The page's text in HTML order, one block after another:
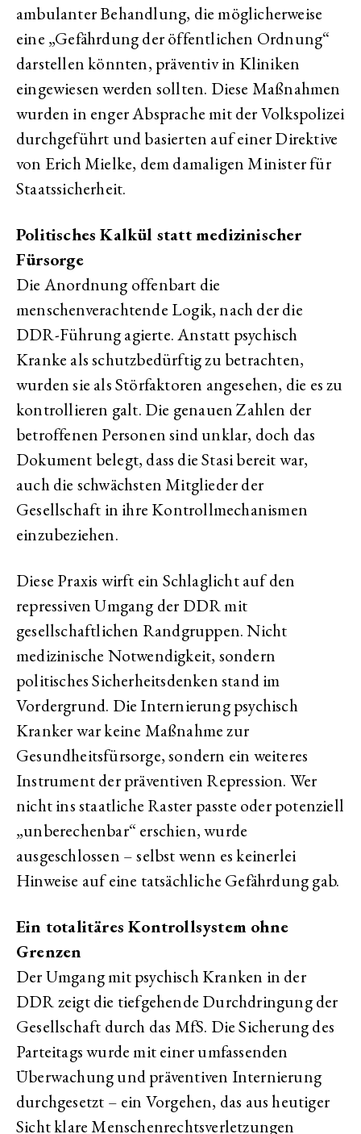
ambulanter Behandlung, die möglicherweise
eine „Gefährdung der öffentlichen Ordnung“
darstellen könnten, präventiv in Kliniken
eingewiesen werden sollten. Diese Maßnahmen
wurden in enger Absprache mit der Volkspolizei
durchgeführt und basierten auf einer Direktive
von Erich Mielke, dem damaligen Minister für
Staatssicherheit.
Politisches Kalkül statt medizinischer
Fürsorge
Die Anordnung offenbart die
menschenverachtende Logik, nach der die
DDR-Führung agierte. Anstatt psychisch
Kranke als schutzbedürftig zu betrachten,
wurden sie als Störfaktoren angesehen, die es zu
kontrollieren galt. Die genauen Zahlen der
betroffenen Personen sind unklar, doch das
Dokument belegt, dass die Stasi bereit war,
auch die schwächsten Mitglieder der
Gesellschaft in ihre Kontrollmechanismen
einzubeziehen.
Diese Praxis wirft ein Schlaglicht auf den
repressiven Umgang der DDR mit
gesellschaftlichen Randgruppen. Nicht
medizinische Notwendigkeit, sondern
politisches Sicherheitsdenken stand im
Vordergrund. Die Internierung psychisch
Kranker war keine Maßnahme zur
Gesundheitsfürsorge, sondern ein weiteres
Instrument der präventiven Repression. Wer
nicht ins staatliche Raster passte oder potenziell
„unberechenbar“ erschien, wurde
ausgeschlossen – selbst wenn es keinerlei
Hinweise auf eine tatsächliche Gefährdung gab.
Ein totalitäres Kontrollsystem ohne
Grenzen
Der Umgang mit psychisch Kranken in der
DDR zeigt die tiefgehende Durchdringung der
Gesellschaft durch das MfS. Die Sicherung des
Parteitags wurde mit einer umfassenden
Überwachung und präventiven Internierung
durchgesetzt – ein Vorgehen, das aus heutiger
Sicht klare Menschenrechtsverletzungen